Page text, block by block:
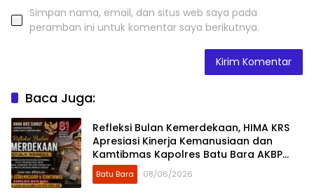
Simpan nama, email, dan situs web saya pada
peramban ini untuk komentar saya berikutnya.
Baca Juga:
Refleksi Bulan Kemerdekaan, HIMA KRS
Apresiasi Kinerja Kemanusiaan dan
Kamtibmas Kapolres Batu Bara AKBP
Dony Satria Wicaksono
Batu Bara 08/06/2026